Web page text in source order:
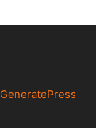
GeneratePress